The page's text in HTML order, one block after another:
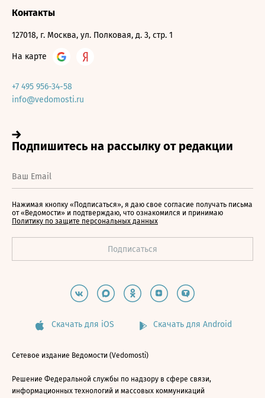
Контакты
127018, г. Москва, ул. Полковая, д. 3, стр. 1
На карте
+7 495 956-34-58
info@vedomosti.ru
Нажимая кнопку «Подписаться», я даю свое согласие получать письма
от «Ведомости» и подтверждаю, что ознакомился и принимаю
Политику по защите персональных данных
Скачать для iOS Скачать для Android
Сетевое издание Ведомости (Vedomosti)
Решение Федеральной службы по надзору в сфере связи,
информационных технологий и массовых коммуникаций